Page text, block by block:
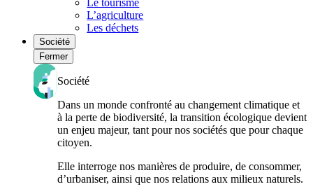
Le tourisme
L’agriculture
Les déchets
Société
Fermer
Société
Dans un monde confronté au changement climatique et
à la perte de biodiversité, la transition écologique devient
un enjeu majeur, tant pour nos sociétés que pour chaque
citoyen.
Elle interroge nos manières de produire, de consommer,
d’urbaniser, ainsi que nos relations aux milieux naturels.